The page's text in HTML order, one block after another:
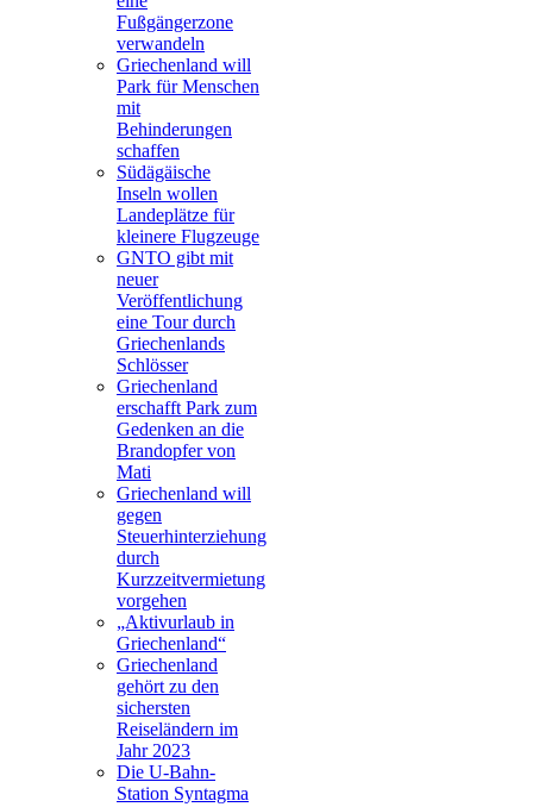
Fußgängerzone
verwandeln
Griechenland will
Park für Menschen
mit
Behinderungen
schaffen
Südägäische
Inseln wollen
Landeplätze für
kleinere Flugzeuge
GNTO gibt mit
neuer
Veröffentlichung
eine Tour durch
Griechenlands
Schlösser
Griechenland
erschafft Park zum
Gedenken an die
Brandopfer von
Mati
Griechenland will
gegen
Steuerhinterziehung
durch
Kurzzeitvermietung
vorgehen
„Aktivurlaub in
Griechenland“
Griechenland
gehört zu den
sichersten
Reiseländern im
Jahr 2023
Die U-Bahn-
Station Syntagma